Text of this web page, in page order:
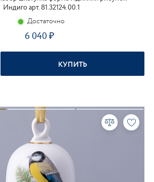
Индиго арт. 81.32124.00.1
Достаточно
6 040
КУПИТЬ